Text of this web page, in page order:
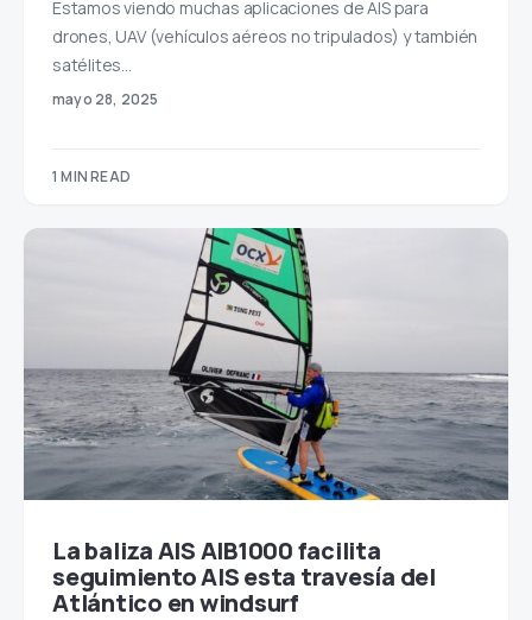
Estamos viendo muchas aplicaciones de AIS para
drones, UAV (vehículos aéreos no tripulados) y también
satélites…
mayo 28, 2025
1 MIN READ
La baliza AIS AIB1000 facilita
seguimiento AIS esta travesía del
Atlántico en windsurf